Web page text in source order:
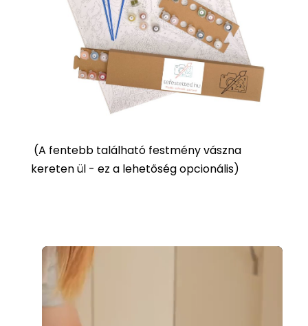
(A fentebb található festmény vászna
kereten ül - ez a lehetőség opcionális)